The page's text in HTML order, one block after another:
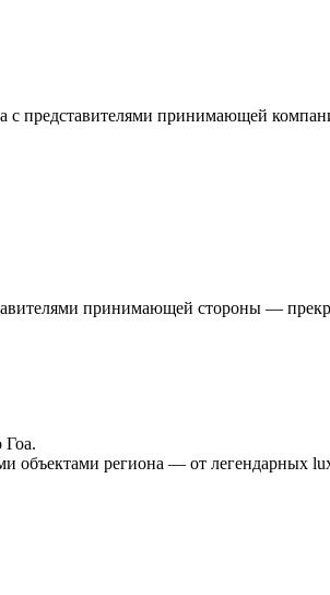
представителями принимающей
принимающей стороны —
Гоа.
объектами региона — от легендарных